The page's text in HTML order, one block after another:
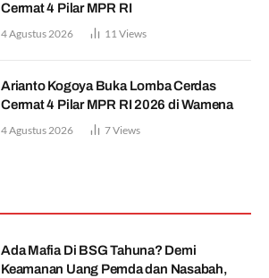
Cermat 4 Pilar MPR RI
4 Agustus 2026 11Views
Arianto Kogoya Buka Lomba Cerdas
Cermat 4 Pilar MPR RI 2026 di Wamena
4 Agustus 2026 7Views
Ada Mafia Di BSG Tahuna? Demi
Keamanan Uang Pemda dan Nasabah,